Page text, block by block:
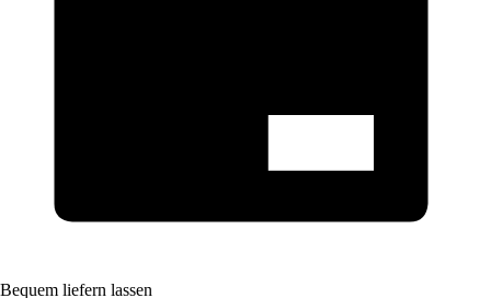
Bequem liefern lassen